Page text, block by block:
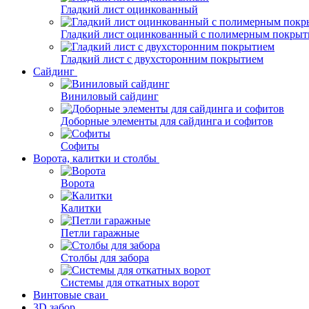
Гладкий лист оцинкованный
Гладкий лист оцинкованный с полимерным
Гладкий лист с двухсторонним покрытием
Сайдинг
Виниловый сайдинг
Доборные элементы для сайдинга и софитов
Софиты
Ворота, калитки и столбы
Ворота
Калитки
Петли гаражные
Столбы для забора
Системы для откатных ворот
Винтовые сваи